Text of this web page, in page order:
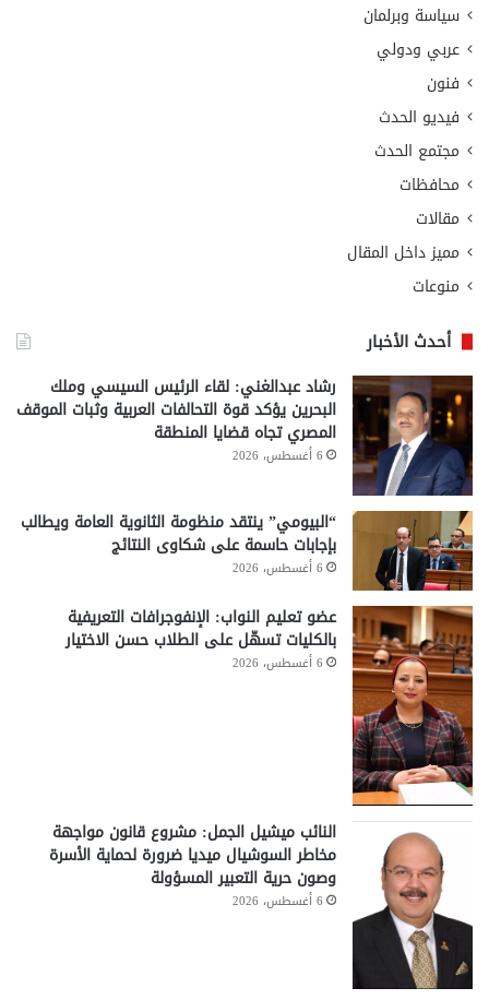
سياسة وبرلمان
عربي ودولي
فنون
فيديو الحدث
مجتمع الحدث
محافظات
مقالات
مميز داخل المقال
منوعات
أحدث الأخبار
رشاد عبدالغني: لقاء الرئيس السيسي وملك
البحرين يؤكد قوة التحالفات العربية وثبات الموقف
المصري تجاه قضايا المنطقة
6 أغسطس، 2026
“البيومي” ينتقد منظومة الثانوية العامة ويطالب
بإجابات حاسمة على شكاوى النتائج
6 أغسطس، 2026
عضو تعليم النواب: الإنفوجرافات التعريفية
بالكليات تسهّل على الطلاب حسن الاختيار
6 أغسطس، 2026
النائب ميشيل الجمل: مشروع قانون مواجهة
مخاطر السوشيال ميديا ضرورة لحماية الأسرة
وصون حرية التعبير المسؤولة
6 أغسطس، 2026